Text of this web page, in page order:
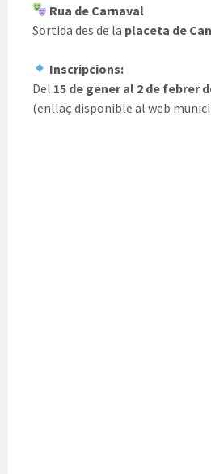
Rua de Carnaval
Sortida des de la placeta de
Inscripcions:
Del 15 de gener al 2 de febrer
(enllaç disponible al web